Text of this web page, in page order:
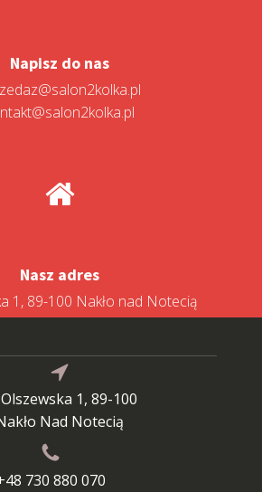
Napisz do nas
Nasz adres
1, 89-100 Nakło nad Notecią
1, 89-100
Nad Notecią
730 880 070